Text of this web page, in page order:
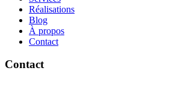
Réalisations
Blog
À propos
Contact
Contact